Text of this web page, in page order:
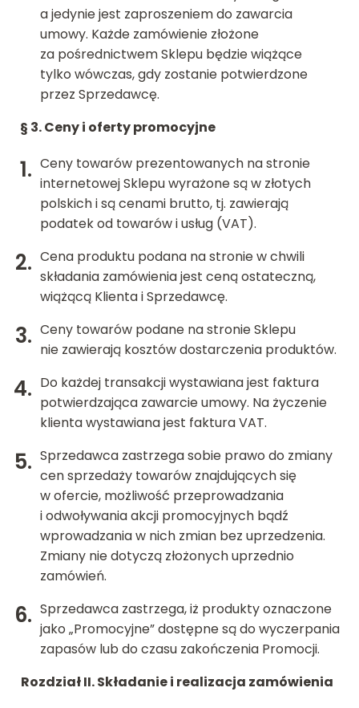
a jedynie jest zaproszeniem do zawarcia
umowy. Każde zamówienie złożone
za pośrednictwem Sklepu będzie wiążące
tylko wówczas, gdy zostanie potwierdzone
przez Sprzedawcę.
§ 3.Ceny i oferty promocyjne
Ceny towarów prezentowanych na stronie
internetowej Sklepu wyrażone są w złotych
polskich i są cenami brutto, tj. zawierają
podatek od towarów i usług (VAT).
Cena produktu podana na stronie w chwili
składania zamówienia jest ceną ostateczną,
wiążącą Klienta i Sprzedawcę.
Ceny towarów podane na stronie Sklepu
nie zawierają kosztów dostarczenia produktów.
Do każdej transakcji wystawiana jest faktura
potwierdzająca zawarcie umowy. Na życzenie
klienta wystawiana jest faktura VAT.
Sprzedawca zastrzega sobie prawo do zmiany
cen sprzedaży towarów znajdujących się
w ofercie, możliwość przeprowadzania
i odwoływania akcji promocyjnych bądź
wprowadzania w nich zmian bez uprzedzenia.
Zmiany nie dotyczą złożonych uprzednio
zamówień.
Sprzedawca zastrzega, iż produkty oznaczone
jako „Promocyjne” dostępne są do wyczerpania
zapasów lub do czasu zakończenia Promocji.
Rozdział II.Składanie i realizacja zamówienia